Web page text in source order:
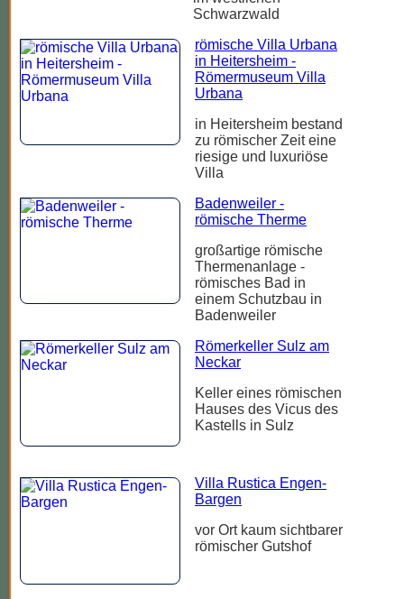
Schwarzwald
römische Villa Urbana
in Heitersheim -
Römermuseum Villa
Urbana
in Heitersheim bestand
zu römischer Zeit eine
riesige und luxuriöse
Villa
Badenweiler -
römische Therme
großartige römische
Thermenanlage -
römisches Bad in
einem Schutzbau in
Badenweiler
Römerkeller Sulz am
Neckar
Keller eines römischen
Hauses des Vicus des
Kastells in Sulz
Villa Rustica Engen-
Bargen
vor Ort kaum sichtbarer
römischer Gutshof